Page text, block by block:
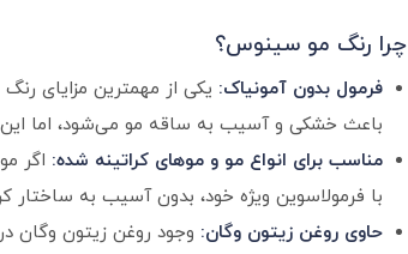
چرا رنگ مو سینوس؟
فرمول بدون آمونیاک: یکی از مهمترین مزایای
باعث خشکی و آسیب به ساقه مو می‌شود، اما
مناسب برای انواع مو و موهای کراتینه شده: اگر
با فرمولاسوین ویژه خود، بدون آسیب به ساختار
حاوی روغن زیتون وگان: وجود روغن زیتون وگان